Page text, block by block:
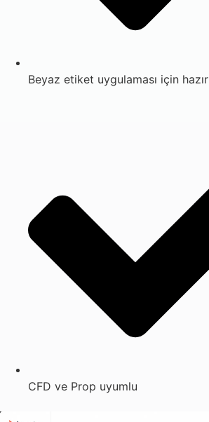
Beyaz etiket uygulaması için hazır
CFD ve Prop uyumlu